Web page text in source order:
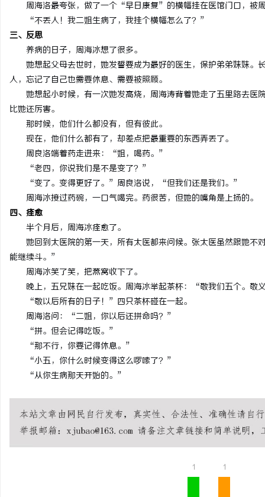
周海洛最夸张，做了一个“早日康复”的横幅挂在医馆门口，被
“不丢人！我二姐生病了，我挂个横幅怎么了？”
三、反思
养病的日子，周海冰想了很多。
她想起父母去世时，她发誓要成为最好的医生，保护弟弟妹妹
人，忘记了自己也需要休息、需要被照顾。
她想起小时候，有一次她发高烧，周海涛背着她走了五里路去
比她还厉害。
那时候，他们什么都没有，但有彼此。
现在，他们什么都有了，却差点把最重要的东西弄丢了。
周良洛端着药走进来：“姐，喝药。”
“老四，你说我们是不是变了？”
“变了。变得更好了。”周良洛说，“但我们还是我们。”
周海冰接过药碗，一口气喝完。药很苦，但她的嘴角是上扬的。
四、痊愈
半个月后，周海冰痊愈了。
她回到太医院的第一天，所有太医都来问候。张太医虽然跟她
能继续斗。”
周海冰笑了笑，把燕窝收下了。
晚上，五兄妹在一起吃饭。周海冰举起茶杯：“敬我们五个。敬
“敬以后所有的日子！”四只茶杯碰在一起。
周海洛问：“二姐，你以后还拼命吗？”
“拼。但会记得吃饭。”
“那不行，你要记得休息。”
“小五，你什么时候变得这么啰嗦了？”
“从你生病那天开始的。”
1 1